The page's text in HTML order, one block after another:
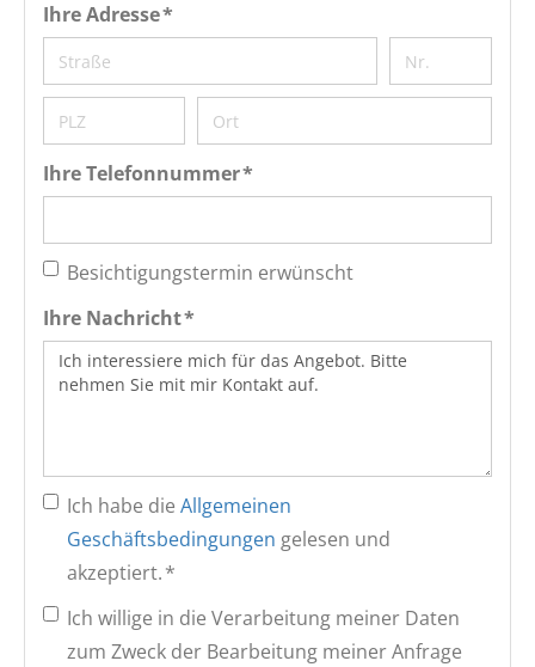
Ihre Adresse *
Ihre Telefonnummer *
Besichtigungstermin erwünscht
Ihre Nachricht *
Ich habe die Allgemeinen
Geschäftsbedingungen gelesen und
akzeptiert. *
Ich willige in die Verarbeitung meiner Daten
zum Zweck der Bearbeitung meiner Anfrage